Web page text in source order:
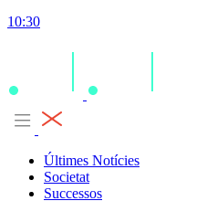
10:30
Últimes Notícies
Societat
Successos